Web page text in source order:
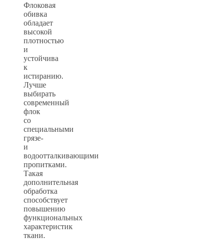
Флоковая
обивка
обладает
высокой
плотностью
и
устойчива
к
истиранию.
Лучше
выбирать
современный
флок
со
специальными
грязе-
и
водоотталкивающими
пропитками.
Такая
дополнительная
обработка
способствует
повышению
функциональных
характеристик
ткани.